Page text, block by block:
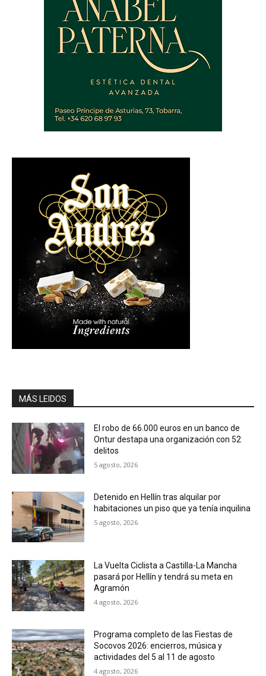
MÁS LEIDOS
El robo de 66.000 euros en un banco de
Ontur destapa una organización con 52
delitos
5 agosto, 2026
Detenido en Hellín tras alquilar por
habitaciones un piso que ya tenía inquilina
5 agosto, 2026
La Vuelta Ciclista a Castilla-La Mancha
pasará por Hellín y tendrá su meta en
Agramón
4 agosto, 2026
Programa completo de las Fiestas de
Socovos 2026: encierros, música y
actividades del 5 al 11 de agosto
4 agosto, 2026